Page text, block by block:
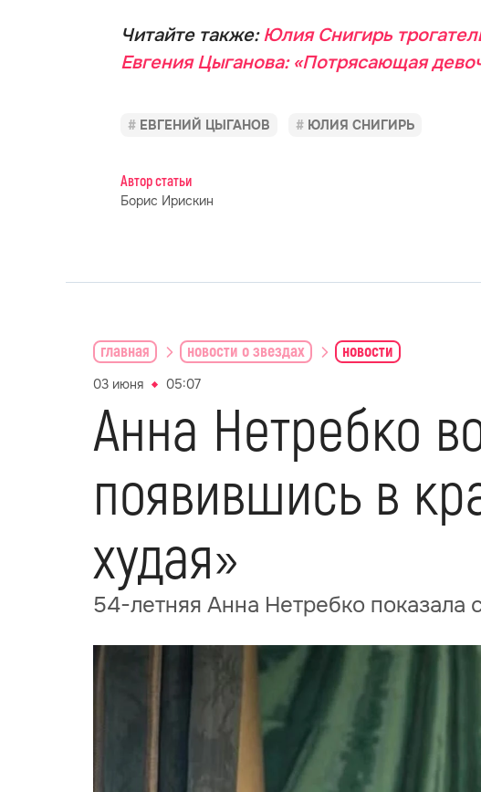
Читайте также:Юлия Снигирь
Евгения Цыганова: «Потрясающая
ЕВГЕНИЙ ЦЫГАНОВ ЮЛИЯ СНИГИРЬ
Автор статьи
Борис Ирискин
главная новости о звездах новости
03 июня 05:07
Анна Нетребко
появившись в
худая»
54-летняя Анна Нетребко